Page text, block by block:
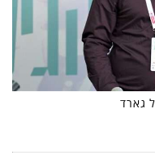
גארד